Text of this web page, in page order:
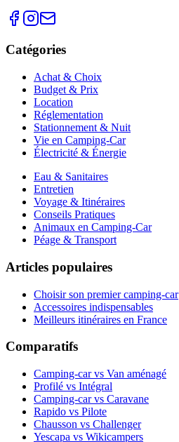
Catégories
Achat & Choix
Budget & Prix
Location
Réglementation
Stationnement & Nuit
Vie en Camping-Car
Électricité & Énergie
Eau & Sanitaires
Entretien
Voyage & Itinéraires
Conseils Pratiques
Animaux en Camping-Car
Péage & Transport
Articles populaires
Choisir son premier camping-car
Accessoires indispensables
Meilleurs itinéraires en France
Comparatifs
Camping-car vs Van aménagé
Profilé vs Intégral
Camping-car vs Caravane
Rapido vs Pilote
Chausson vs Challenger
Yescapa vs Wikicampers